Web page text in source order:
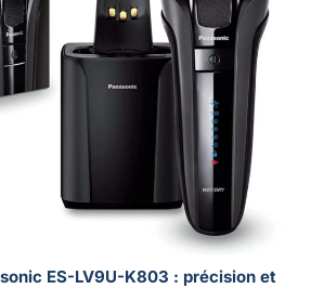
ES-LV9U-K803 : précision et